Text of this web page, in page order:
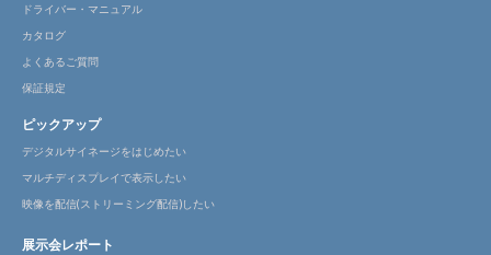
ドライバー・マニュアル
カタログ
よくあるご質問
保証規定
ピックアップ
デジタルサイネージをはじめたい
マルチディスプレイで表示したい
映像を配信(ストリーミング配信)したい
展示会レポート